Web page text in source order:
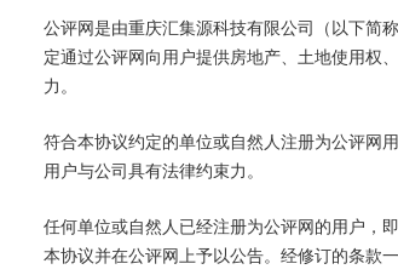
公评网是由重庆汇集源科技有限公司（以下简
定通过公评网向用户提供房地产、土地使用权
力。
符合本协议约定的单位或自然人注册为公评网
用户与公司具有法律约束力。
任何单位或自然人已经注册为公评网的用户，
本协议并在公评网上予以公告。经修订的条款